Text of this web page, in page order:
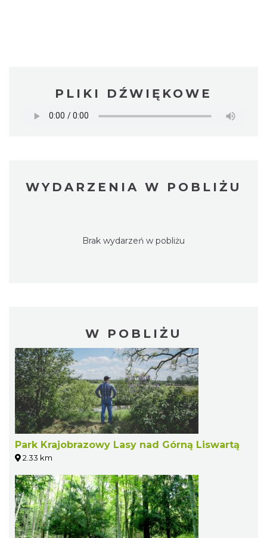
PLIKI DŹWIĘKOWE
WYDARZENIA W POBLIŻU
Brak wydarzeń w pobliżu
W POBLIŻU
Park Krajobrazowy Lasy nad Górną Liswartą
2.33 km